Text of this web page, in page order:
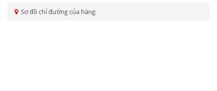
Sơ đồ chỉ đường của hàng